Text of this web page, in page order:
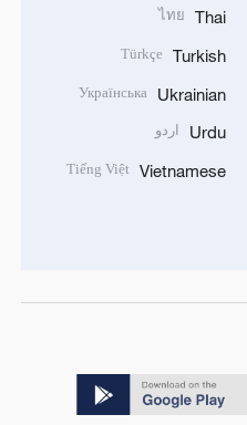
Thai
ไทย
Turkish
Türkçe
Ukrainian
Українська
Urdu اردو
Vietnamese
Tiếng Việt